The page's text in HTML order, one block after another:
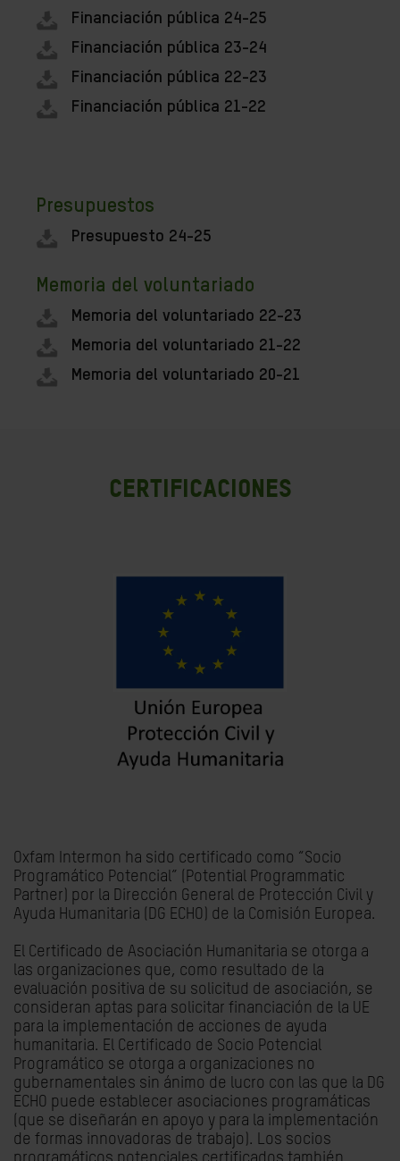
Financiación pública 24-25
Financiación pública 23-24
Financiación pública 22-23
Financiación pública 21-22
Presupuestos
Presupuesto 24-25
Memoria del voluntariado
Memoria del voluntariado 22-23
Memoria del voluntariado 21-22
Memoria del voluntariado 20-21
CERTIFICACIONES
Oxfam Intermon ha sido certificado como “Socio
Programático Potencial” (Potential Programmatic
Partner) por la Dirección General de Protección Civil y
Ayuda Humanitaria (DG ECHO) de la Comisión Europea.
El Certificado de Asociación Humanitaria se otorga a
las organizaciones que, como resultado de la
evaluación positiva de su solicitud de asociación, se
consideran aptas para solicitar financiación de la UE
para la implementación de acciones de ayuda
humanitaria. El Certificado de Socio Potencial
Programático se otorga a organizaciones no
gubernamentales sin ánimo de lucro con las que la DG
ECHO puede establecer asociaciones programáticas
(que se diseñarán en apoyo y para la implementación
de formas innovadoras de trabajo). Los socios